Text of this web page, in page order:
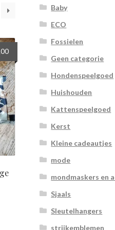
Huidige
prijs
is:
€5,00.
Baby
ECO
Fossielen
Geen categorie
Hondenspeelgoed
Huishouden
Kattenspeelgoed
Kerst
Kleine cadeautjes
mode
mondmaskers en
Sjaals
Sleutelhangers
strijkemblemen